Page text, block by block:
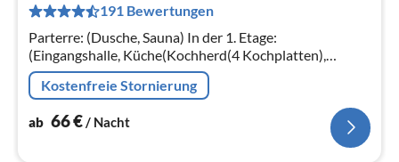
191 Bewertungen
Parterre: (Dusche, Sauna) In der 1. Etage:
(Eingangshalle, Küche(Kochherd(4 Kochplatten),
Kaffeemaschine(Filter)
Kostenfreie Stornierung
ab 66€/ Nacht